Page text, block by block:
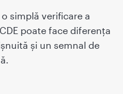
simplă verificare a
poate face diferența
și un semnal de